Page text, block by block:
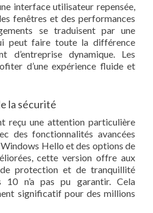
interface utilisateur repensée,
fenêtres et des performances
se traduisent par une
peut faire toute la différence
d’entreprise dynamique. Les
d’une expérience fluide et
la sécurité
reçu une attention particulière
des fonctionnalités avancées
Hello et des options de
cette version offre aux
protection et de tranquillité
10 n’a pas pu garantir. Cela
significatif pour des millions